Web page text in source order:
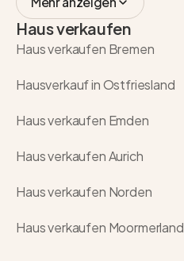
Haus verkaufen
Haus verkaufen Bremen
Hausverkauf in Ostfriesland
Haus verkaufen Emden
Haus verkaufen Aurich
Haus verkaufen Norden
Haus verkaufen Moormerland